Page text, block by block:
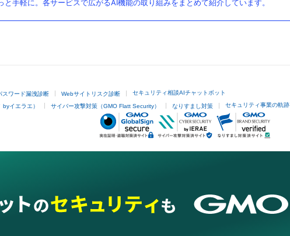
手軽に。各サービスで広がるAI機能の取り組みをまとめて紹介しています。
スワード漏洩診断 Webサイトリスク診断 セキュリティ相談AIチャットボット
イエラエ） サイバー攻撃対策（GMO Flatt Security） なりすまし対策 セキュリティ事業の軌跡